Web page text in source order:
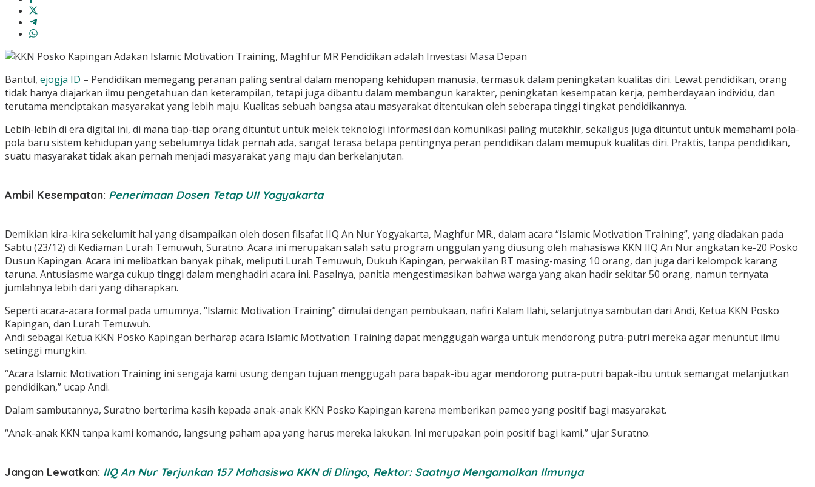
Bantul, ejogja ID – Pendidikan memegang peranan paling sentral dalam menopang kehidupan manusia, termasuk dalam peningkatan kualitas diri. Lewat pendidikan, orang
tidak hanya diajarkan ilmu pengetahuan dan keterampilan, tetapi juga dibantu dalam membangun karakter, peningkatan kesempatan kerja, pemberdayaan individu, dan
terutama menciptakan masyarakat yang lebih maju. Kualitas sebuah bangsa atau masyarakat ditentukan oleh seberapa tinggi tingkat pendidikannya.
Lebih-lebih di era digital ini, di mana tiap-tiap orang dituntut untuk melek teknologi informasi dan komunikasi paling mutakhir, sekaligus juga dituntut untuk memahami pola-
pola baru sistem kehidupan yang sebelumnya tidak pernah ada, sangat terasa betapa pentingnya peran pendidikan dalam memupuk kualitas diri. Praktis, tanpa pendidikan,
suatu masyarakat tidak akan pernah menjadi masyarakat yang maju dan berkelanjutan.
Ambil Kesempatan: Penerimaan Dosen Tetap UII Yogyakarta
Demikian kira-kira sekelumit hal yang disampaikan oleh dosen filsafat IIQ An Nur Yogyakarta, Maghfur MR., dalam acara “Islamic Motivation Training”, yang diadakan pada
Sabtu (23/12) di Kediaman Lurah Temuwuh, Suratno. Acara ini merupakan salah satu program unggulan yang diusung oleh mahasiswa KKN IIQ An Nur angkatan ke-20 Posko
Dusun Kapingan. Acara ini melibatkan banyak pihak, meliputi Lurah Temuwuh, Dukuh Kapingan, perwakilan RT masing-masing 10 orang, dan juga dari kelompok karang
taruna. Antusiasme warga cukup tinggi dalam menghadiri acara ini. Pasalnya, panitia mengestimasikan bahwa warga yang akan hadir sekitar 50 orang, namun ternyata
jumlahnya lebih dari yang diharapkan.
Seperti acara-acara formal pada umumnya, “Islamic Motivation Training” dimulai dengan pembukaan, nafiri Kalam Ilahi, selanjutnya sambutan dari Andi, Ketua KKN Posko
Kapingan, dan Lurah Temuwuh.
Andi sebagai Ketua KKN Posko Kapingan berharap acara Islamic Motivation Training dapat menggugah warga untuk mendorong putra-putri mereka agar menuntut ilmu
setinggi mungkin.
“Acara Islamic Motivation Training ini sengaja kami usung dengan tujuan menggugah para bapak-ibu agar mendorong putra-putri bapak-ibu untuk semangat melanjutkan
pendidikan,” ucap Andi.
Dalam sambutannya, Suratno berterima kasih kepada anak-anak KKN Posko Kapingan karena memberikan pameo yang positif bagi masyarakat.
“Anak-anak KKN tanpa kami komando, langsung paham apa yang harus mereka lakukan. Ini merupakan poin positif bagi kami,” ujar Suratno.
Jangan Lewatkan: IIQ An Nur Terjunkan 157 Mahasiswa KKN di Dlingo, Rektor: Saatnya Mengamalkan Ilmunya